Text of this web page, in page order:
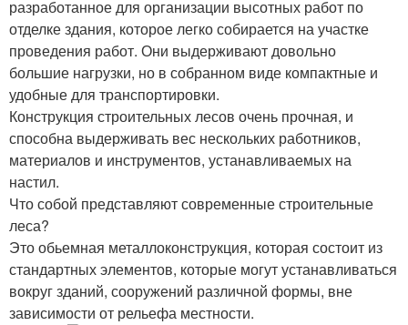
разработанное для организации высотных работ по
отделке здания, которое легко собирается на участке
проведения работ. Они выдерживают довольно
большие нагрузки, но в собранном виде компактные и
удобные для транспортировки.
Конструкция строительных лесов очень прочная, и
способна выдерживать вес нескольких работников,
материалов и инструментов, устанавливаемых на
настил.
Что собой представляют современные строительные
леса?
Это обьемная металлоконструкция, которая состоит из
стандартных элементов, которые могут устанавливаться
вокруг зданий, сооружений различной формы, вне
зависимости от рельефа местности.